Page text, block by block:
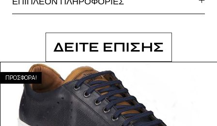
ΔΕΙΤΕ ΕΠΙΣΗΣ
ΠΡΟΣΦΟΡΑ!